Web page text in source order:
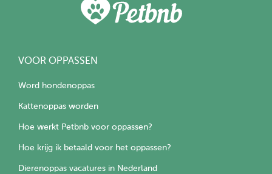
VOOR OPPASSEN
Word hondenoppas
Kattenoppas worden
Hoe werkt Petbnb voor oppassen?
Hoe krijg ik betaald voor het oppassen?
Dierenoppas vacatures in Nederland